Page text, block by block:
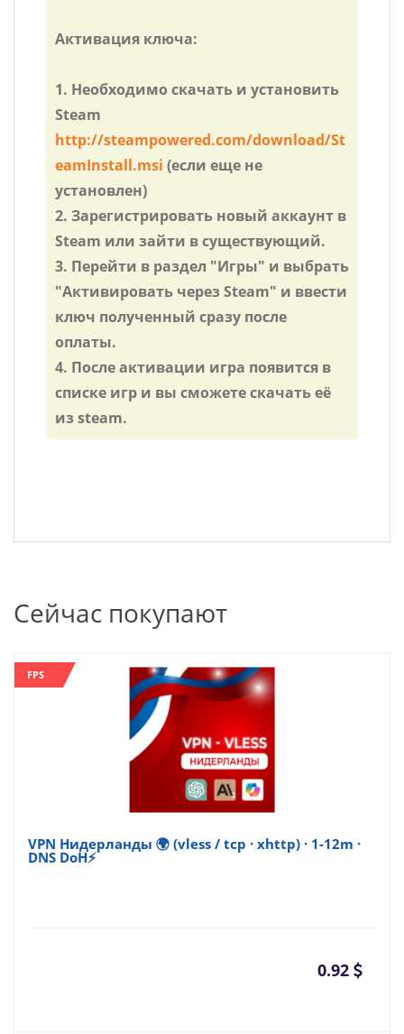
Активация ключа:
1. Необходимо скачать и установить
Steam
http://steampowered.com/download/St
eamInstall.msi (если еще не
установлен)
2. Зарегистрировать новый аккаунт в
Steam или зайти в существующий.
3. Перейти в раздел "Игры" и выбрать
"Активировать через Steam" и ввести
ключ полученный сразу после
оплаты.
4. После активации игра появится в
списке игр и вы сможете скачать её
из steam.
Сейчас покупают
FPS
VPN Нидерланды 🌍 (vless / tcp · xhttp) · 1-12m ·
DNS DoH⚡
0.92